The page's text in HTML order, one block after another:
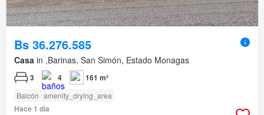
Bs 36.276.585
Casa in ,Barinas, San Simón, Estado Monagas
3 4 161 m²
Balcón amenity_drying_area
Hace 1 día